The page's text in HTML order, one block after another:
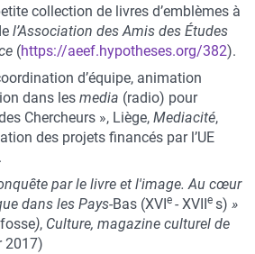
collection de livres d’emblèmes à
l’Association des Amis des Études
(https://aeef.hypotheses.org/382).
d’équipe, animation
dans les media (radio) pour
Chercheurs », Liège, Mediacité,
des projets financés par l’UE
.
par le livre et l'image. Au cœur
dans les Pays-Bas (XVIe - XVIIe s) »
), Culture, magazine culturel de
2017)